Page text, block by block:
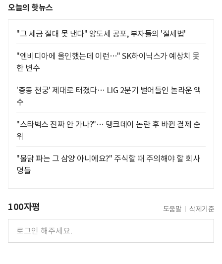
오늘의 핫뉴스
"그 세금 절대 못 낸다" 양도세 공포, 부자들의 '절세법'
"엔비디아에 올인했는데 이런…" SK하이닉스가 예상치 못
한 변수
'중동 천궁' 제대로 터졌다… LIG 2분기 벌어들인 놀라운 액
수
"스타벅스 진짜 안 가나?"… 탱크데이 논란 후 바뀐 결제 순
위
"불닭 파는 그 삼양 아니에요?" 주식할 때 주의해야 할 회사
명들
100자평 도움말 삭제기준